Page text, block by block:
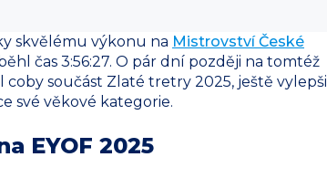
skvělému výkonu na Mistrovství České
čas 3:56:27. O pár dní později na tomtéž
součást Zlaté tretry 2025, ještě vylepšil
své věkové kategorie.
EYOF 2025